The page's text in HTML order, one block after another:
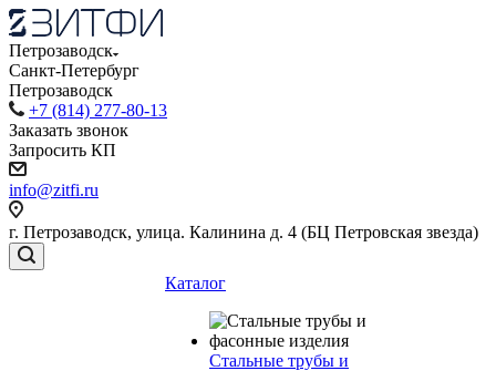
Петрозаводск
Санкт-Петербург
Петрозаводск
+7 (814) 277-80-13
Заказать звонок
Запросить КП
info@zitfi.ru
г. Петрозаводск, улица. Калинина д. 4 (БЦ Петровская звезда)
Каталог
Стальные трубы и